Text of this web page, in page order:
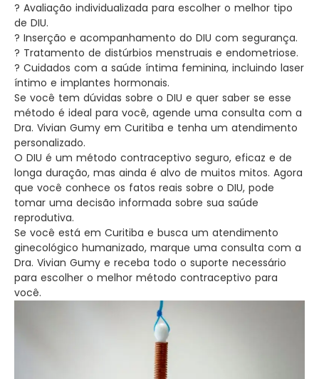
? Avaliação individualizada para escolher o melhor tipo
de DIU.
? Inserção e acompanhamento do DIU com segurança.
? Tratamento de distúrbios menstruais e endometriose.
? Cuidados com a saúde íntima feminina, incluindo laser
íntimo e implantes hormonais.
Se você tem dúvidas sobre o DIU e quer saber se esse
método é ideal para você, agende uma consulta com a
Dra. Vivian Gumy em Curitiba e tenha um atendimento
personalizado.
O DIU é um método contraceptivo seguro, eficaz e de
longa duração, mas ainda é alvo de muitos mitos. Agora
que você conhece os fatos reais sobre o DIU, pode
tomar uma decisão informada sobre sua saúde
reprodutiva.
Se você está em Curitiba e busca um atendimento
ginecológico humanizado, marque uma consulta com a
Dra. Vivian Gumy e receba todo o suporte necessário
para escolher o melhor método contraceptivo para
você.